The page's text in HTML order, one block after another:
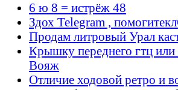
6 ю 8 = истрёж 48
Здох Telegram ,
Продам литровый Урал
Крышку переднего гтц или
Вояж
Отличие ходовой ретро и